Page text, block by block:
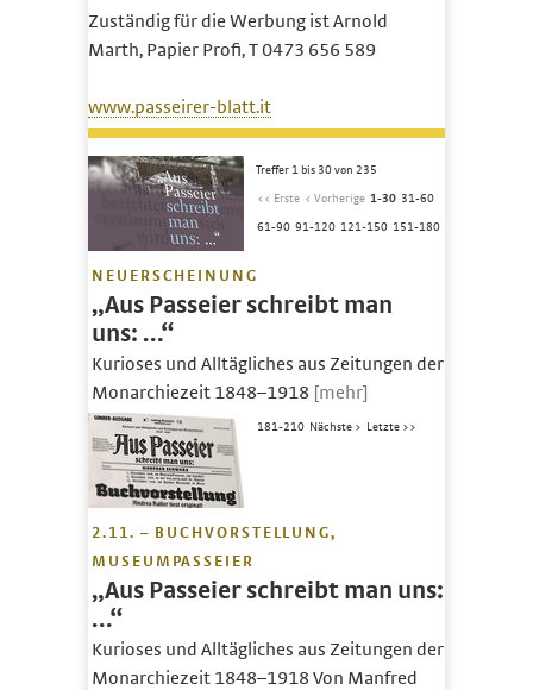
Zuständig für die Werbung ist Arnold
Marth, Papier Profi, T 0473 656 589
www.passeirer-blatt.it
NEUERSCHEINUNG
„Aus Passeier schreibt man
uns: …“
Kurioses und Alltägliches aus Zeitungen der
Monarchiezeit 1848–1918 [mehr]
2.11. – BUCHVORSTELLUNG,
MUSEUMPASSEIER
„Aus Passeier schreibt man uns:
…“
Kurioses und Alltägliches aus Zeitungen der
Monarchiezeit 1848–1918 Von Manfred
Treffer 1 bis 30 von 235
<< Erste < Vorherige 1-30 31-60
61-90 91-120 121-150 151-180
181-210 Nächste > Letzte >>